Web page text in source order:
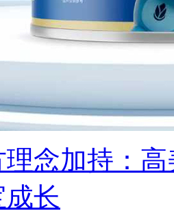
念加持：
长